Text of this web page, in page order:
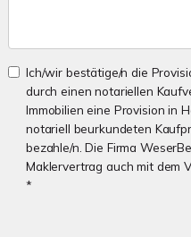
Ich/wir bestätige/n die
durch einen notariellen
Immobilien eine Provision in
notariell beurkundeten
bezahle/n. Die Firma
Maklervertrag auch mit dem
*